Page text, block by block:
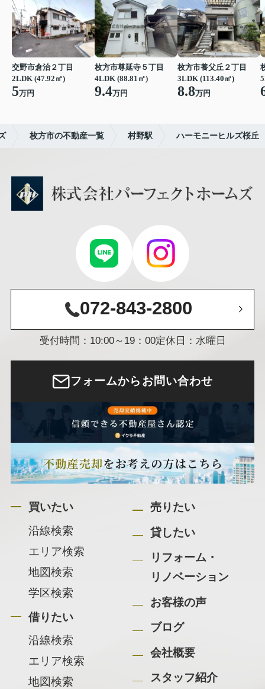
交野市倉治２丁目
2LDK (47.92㎡)
5万円
枚方市尊延寺５丁目
4LDK (88.81㎡)
9.4万円
枚方市養父丘２丁目
3LDK (113.40㎡)
8.8万円
枚方市の不動産一覧 村野駅 ハーモニーヒルズ桜丘
072-843-2800
受付時間：10:00～19：00定休日：水曜日
フォームからお問い合わせ
買いたい
沿線検索
エリア検索
地図検索
学区検索
借りたい
沿線検索
エリア検索
地図検索
売りたい
貸したい
リフォーム・
リノベーション
お客様の声
ブログ
会社概要
スタッフ紹介